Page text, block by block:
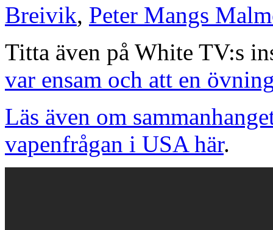
Breivik, Peter Mangs
Titta även på White TV:s
var ensam och att en
Läs även om
vapenfrågan i USA här.